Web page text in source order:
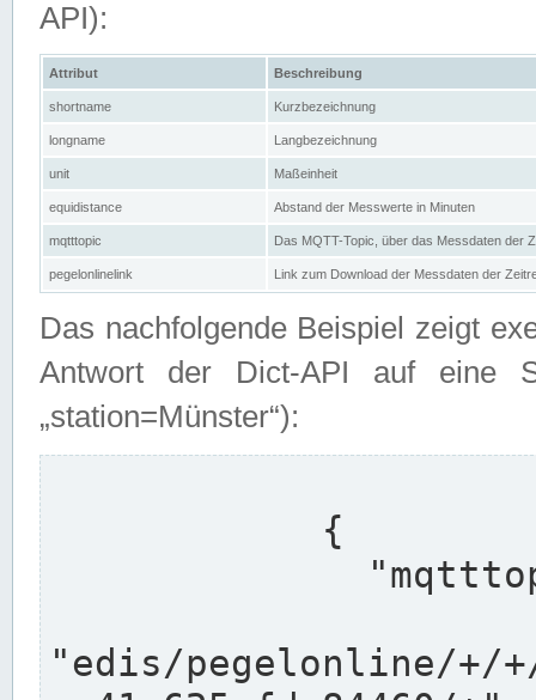
API):
Attribut Beschreibung
shortname Kurzbezeichnung
longname Langbezeichnung
unit Maßeinheit
equidistance Abstand der Messwerte in Minuten
mqtttopic Das MQTT-Topic, über das Messdaten der
pegelonlinelink Link zum Download der Messdaten der
Das nachfolgende Beispiel zeigt
Antwort der Dict-API auf eine
„station=Münster“):
"edis/pegelonline/+/